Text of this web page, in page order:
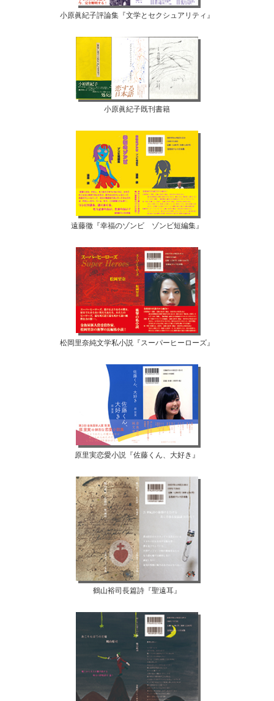
小原眞紀子評論集『文学とセクシュアリティ』
小原眞紀子既刊書籍
遠藤徹『幸福のゾンビ ゾンビ短編集』
松岡里奈純文学私小説『スーパーヒーローズ』
原里実恋愛小説『佐藤くん、大好き』
鶴山裕司長篇詩『聖遠耳』